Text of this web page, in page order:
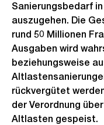
Sanierungsbedarf
auszugehen. Die
rund 50 Millionen
Ausgaben wird
beziehungsweise
rückvergütet
der Verordnung
Altlasten gespeist.